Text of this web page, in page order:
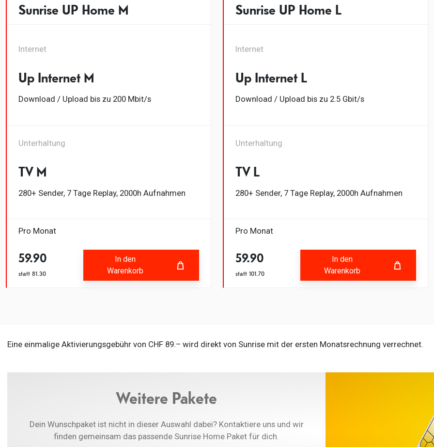
Sunrise UP Home M
Internet
Up Internet M
Download / Upload bis zu 200 Mbit/s
Unterhaltung
TV M
280+ Sender, 7 Tage Replay, 2000h Aufnahmen
Pro Monat
59.90
statt 81.30
In den
Warenkorb
Sunrise UP Home L
Internet
Up Internet L
Download / Upload bis zu 2.5 Gbit/s
Unterhaltung
TV L
280+ Sender, 7 Tage Replay, 2000h Aufnahmen
Pro Monat
59.90
statt 101.70
In den
Warenkorb
Eine einmalige Aktivierungsgebühr von CHF 89.– wird direkt von Sunrise mit der ersten Monatsrechnung verrechnet.
Weitere Pakete
Dein Wunschpaket ist nicht in dieser Auswahl dabei? Kontaktiere uns und wir
finden gemeinsam das passende Sunrise Home Paket für dich.